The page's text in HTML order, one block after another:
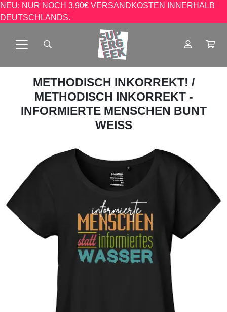
NEU: NUR NOCH 3,90€ VERSANDKOSTEN INNERHALB
DEUTSCHLANDS.
METHODISCH INKORREKT! /
METHODISCH INKORREKT -
INFORMIERTE MENSCHEN BUNT
WEISS